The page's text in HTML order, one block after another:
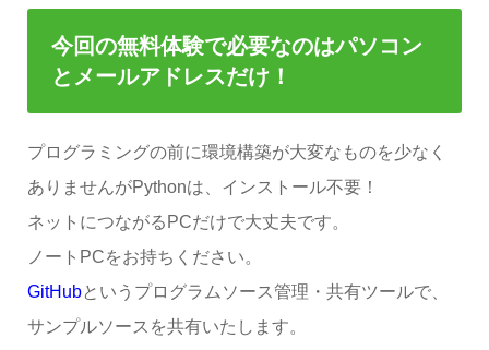
今回の無料体験で必要なのはパソコン
とメールアドレスだけ！
プログラミングの前に環境構築が大変なものを少なく
ありませんがPythonは、インストール不要！
ネットにつながるPCだけで大丈夫です。
ノートPCをお持ちください。
GitHubというプログラムソース管理・共有ツールで、
サンプルソースを共有いたします。